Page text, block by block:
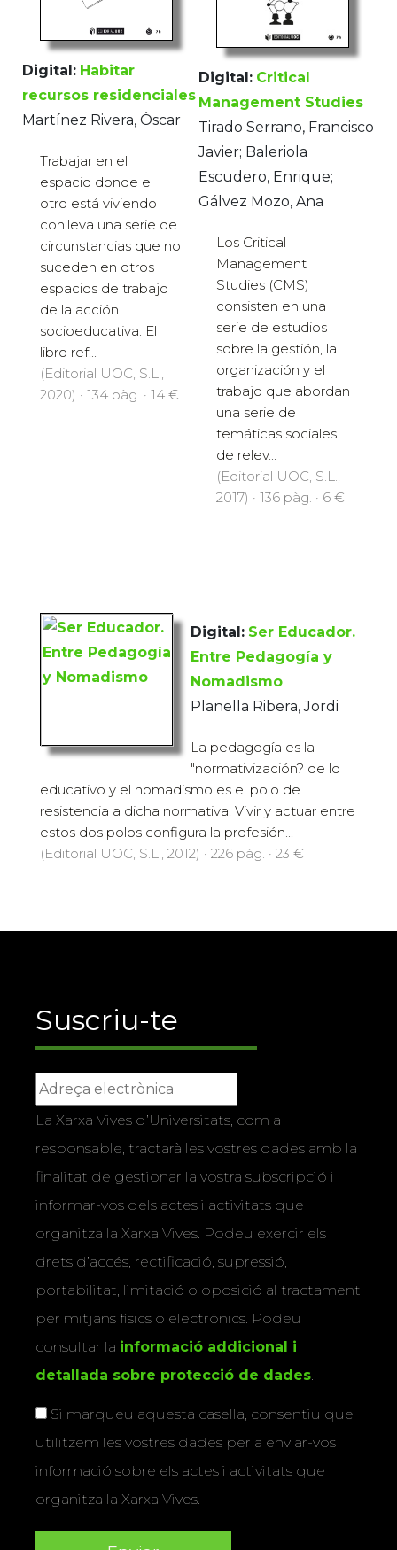
Digital: Habitar
recursos residenciales
Martínez Rivera, Óscar
Trabajar en el
espacio donde el
otro está viviendo
conlleva una serie de
circunstancias que no
suceden en otros
espacios de trabajo
de la acción
socioeducativa. El
libro ref...
(Editorial UOC, S.L.,
2020) · 134 pàg. · 14 €
Digital: Critical
Management Studies
Tirado Serrano, Francisco
Javier; Baleriola
Escudero, Enrique;
Gálvez Mozo, Ana
Los Critical
Management
Studies (CMS)
consisten en una
serie de estudios
sobre la gestión, la
organización y el
trabajo que abordan
una serie de
temáticas sociales
de relev...
(Editorial UOC, S.L.,
2017) · 136 pàg. · 6 €
Digital: Ser Educador.
Entre Pedagogía y
Nomadismo
Planella Ribera, Jordi
La pedagogía es la
"normativización? de lo
educativo y el nomadismo es el polo de
resistencia a dicha normativa. Vivir y actuar entre
estos dos polos configura la profesión...
(Editorial UOC, S.L., 2012) · 226 pàg. · 23 €
Suscriu-te
La Xarxa Vives d’Universitats, com a
responsable, tractarà les vostres dades amb la
finalitat de gestionar la vostra subscripció i
informar-vos dels actes i activitats que
organitza la Xarxa Vives. Podeu exercir els
drets d’accés, rectificació, supressió,
portabilitat, limitació o oposició al tractament
per mitjans físics o electrònics. Podeu
consultar la informació addicional i
detallada sobre protecció de dades
Si marqueu aquesta casella, consentiu que
utilitzem les vostres dades per a enviar-vos
informació sobre els actes i activitats que
organitza la Xarxa Vives.